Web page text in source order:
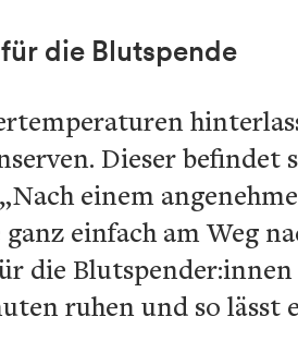
die Blutspende
Dieser
einem
einfach am Weg
die
ruhen und so lässt